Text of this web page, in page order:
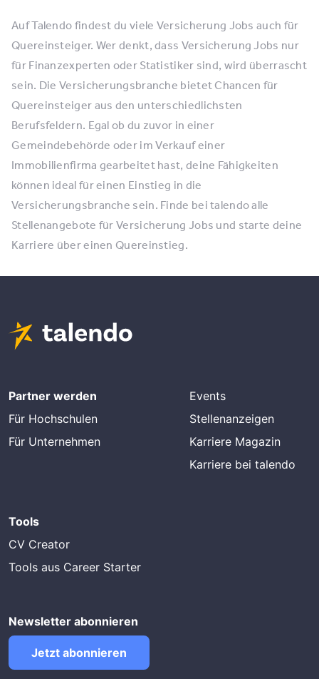
Auf Talendo findest du viele Versicherung Jobs auch für
Quereinsteiger. Wer denkt, dass Versicherung Jobs nur
für Finanzexperten oder Statistiker sind, wird überrascht
sein. Die Versicherungsbranche bietet Chancen für
Quereinsteiger aus den unterschiedlichsten
Berufsfeldern. Egal ob du zuvor in einer
Gemeindebehörde oder im Verkauf einer
Immobilienfirma gearbeitet hast, deine Fähigkeiten
können ideal für einen Einstieg in die
Versicherungsbranche sein. Finde bei talendo alle
Stellenangebote für Versicherung Jobs und starte deine
Karriere über einen Quereinstieg.
Partner werden
Für Hochschulen
Für Unternehmen
Events
Stellenanzeigen
Karriere Magazin
Karriere bei talendo
Tools
CV Creator
Tools aus Career Starter
Newsletter abonnieren
Jetzt abonnieren